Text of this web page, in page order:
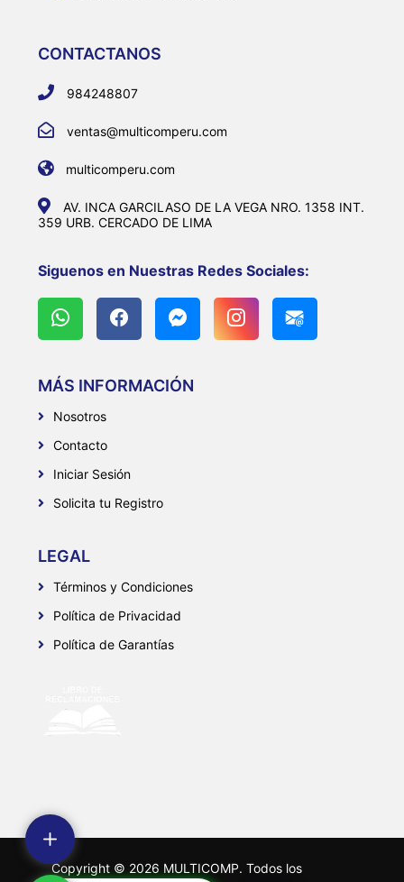
CONTACTANOS
984248807
ventas@multicomperu.com
multicomperu.com
AV. INCA GARCILASO DE LA VEGA NRO. 1358 INT.
359 URB. CERCADO DE LIMA
Siguenos en Nuestras Redes Sociales:
MÁS INFORMACIÓN
Nosotros
Contacto
Iniciar Sesión
Solicita tu Registro
LEGAL
Términos y Condiciones
Política de Privacidad
Política de Garantías
Copyright © 2026 MULTICOMP. Todos los